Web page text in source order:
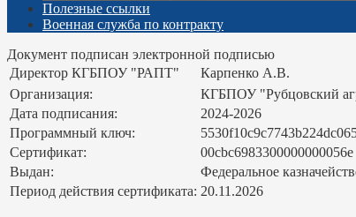
Полезные ссылки
Военная служба по контракту
Документ подписан электронной подписью
Директор КГБПОУ "РАПТ"
Карпенко А.В.
Организация:
КГБПОУ "Рубцовский
Дата подписания:
2024-2026
Программный ключ:
Сертификат:
00cbc6983300000000056e
Выдан:
Федеральное
Период действия сертификата: 20.11.2026